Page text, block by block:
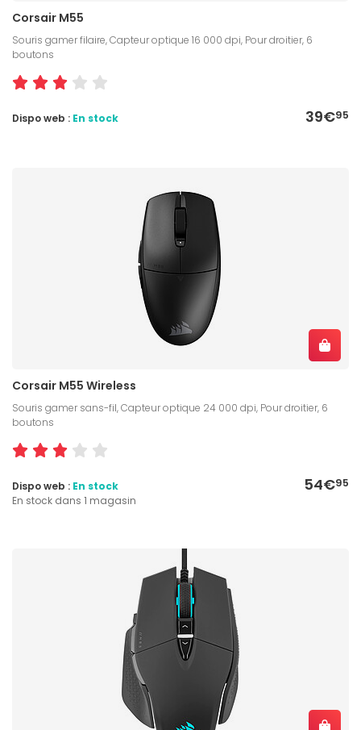
Corsair M55
Souris gamer filaire, Capteur optique 16 000 dpi, Pour droitier, 6
boutons
39€95
Dispo web : En stock
Corsair M55 Wireless
Souris gamer sans-fil, Capteur optique 24 000 dpi, Pour droitier, 6
boutons
54€95
Dispo web : En stock
En stock dans 1 magasin